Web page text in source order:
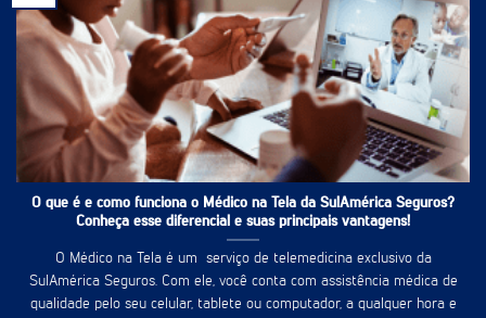
O que é e como funciona o Médico na Tela da SulAmérica Seguros?
Conheça esse diferencial e suas principais vantagens!
O Médico na Tela é um serviço de telemedicina exclusivo da
SulAmérica Seguros. Com ele, você conta com assistência médica de
qualidade pelo seu celular, tablete ou computador, a qualquer hora e